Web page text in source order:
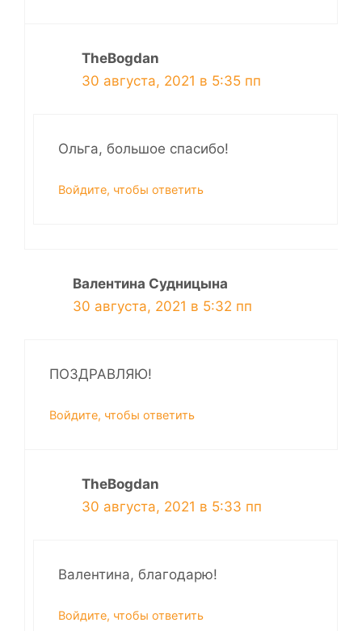
TheBogdan
30 августа, 2021 в 5:35 пп
Ольга, большое спасибо!
Войдите, чтобы ответить
Валентина Судницына
30 августа, 2021 в 5:32 пп
ПОЗДРАВЛЯЮ!
Войдите, чтобы ответить
TheBogdan
30 августа, 2021 в 5:33 пп
Валентина, благодарю!
Войдите, чтобы ответить